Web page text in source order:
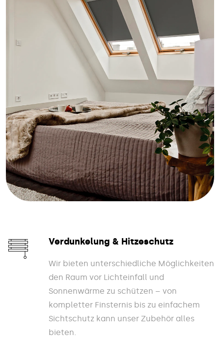
Verdunkelung & Hitzeschutz
Wir bieten unterschiedliche Möglichkeiten
den Raum vor Lichteinfall und
Sonnenwärme zu schützen – von
kompletter Finsternis bis zu einfachem
Sichtschutz kann unser Zubehör alles
bieten.